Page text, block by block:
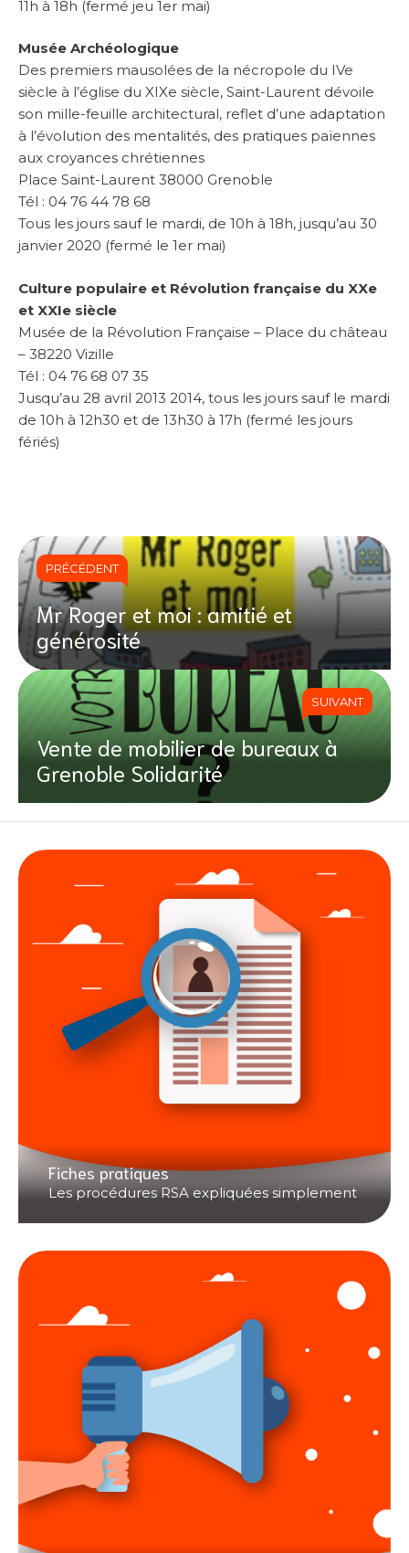
11h à 18h (fermé jeu 1er mai)
Musée Archéologique
Des premiers mausolées de la nécropole du IVe
siècle à l’église du XIXe siècle, Saint-Laurent dévoile
son mille-feuille architectural, reflet d’une adaptation
à l’évolution des mentalités, des pratiques païennes
aux croyances chrétiennes
Place Saint-Laurent 38000 Grenoble
Tél : 04 76 44 78 68
Tous les jours sauf le mardi, de 10h à 18h, jusqu’au 30
janvier 2020 (fermé le 1er mai)
Culture populaire et Révolution française du XXe
et XXIe siècle
Musée de la Révolution Française – Place du château
– 38220 Vizille
Tél : 04 76 68 07 35
Jusqu’au 28 avril 2013 2014, tous les jours sauf le mardi
de 10h à 12h30 et de 13h30 à 17h (fermé les jours
fériés)
PRÉCÉDENT
Mr Roger et moi : amitié et
générosité
SUIVANT
Vente de mobilier de bureaux à
Grenoble Solidarité
Fiches pratiques
Les procédures RSA expliquées simplement